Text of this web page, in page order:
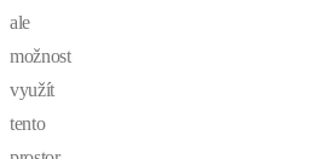
ale
možnost
využít
tento